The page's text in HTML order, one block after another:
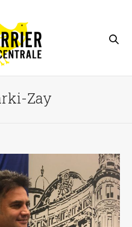
Zay